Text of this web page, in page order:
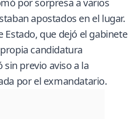
por sorpresa a varios
apostados en el lugar.
Estado, que dejó el gabinete
candidatura
sin previo aviso a la
por el exmandatario.